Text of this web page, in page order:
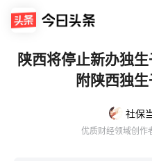
陕西将停止新办独
附陕西独
社保
优质财经领域创作